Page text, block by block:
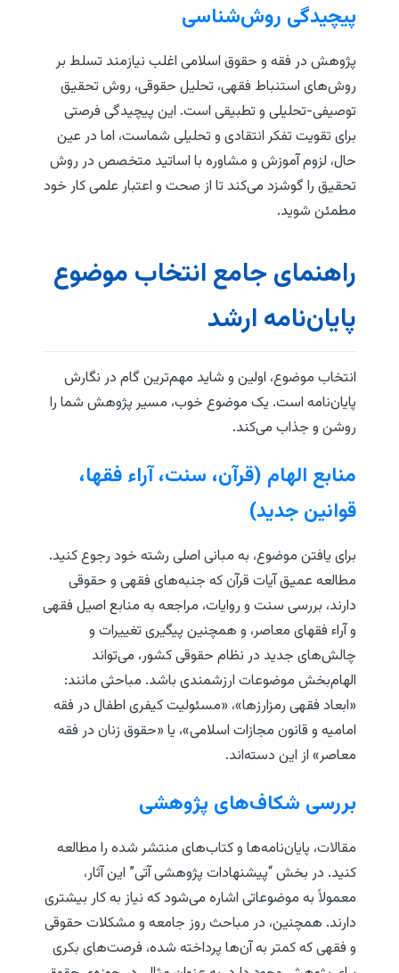
پیچیدگی روش‌شناسی
پژوهش در فقه و حقوق اسلامی اغلب نیازمند تسلط بر
روش‌های استنباط فقهی، تحلیل حقوقی، روش تحقیق
توصیفی-تحلیلی و تطبیقی است. این پیچیدگی فرصتی
برای تقویت تفکر انتقادی و تحلیلی شماست، اما در عین
حال، لزوم آموزش و مشاوره با اساتید متخصص در روش
تحقیق را گوشزد می‌کند تا از صحت و اعتبار علمی کار خود
مطمئن شوید.
راهنمای جامع انتخاب موضوع
پایان‌نامه ارشد
انتخاب موضوع، اولین و شاید مهم‌ترین گام در نگارش
پایان‌نامه است. یک موضوع خوب، مسیر پژوهش شما را
روشن و جذاب می‌کند.
منابع الهام (قرآن، سنت، آراء فقها،
قوانین جدید)
برای یافتن موضوع، به مبانی اصلی رشته خود رجوع کنید.
مطالعه عمیق آیات قرآن که جنبه‌های فقهی و حقوقی
دارند، بررسی سنت و روایات، مراجعه به منابع اصیل فقهی
و آراء فقهای معاصر، و همچنین پیگیری تغییرات و
چالش‌های جدید در نظام حقوقی کشور، می‌تواند
الهام‌بخش موضوعات ارزشمندی باشد. مباحثی مانند:
«ابعاد فقهی رمزارزها»، «مسئولیت کیفری اطفال در فقه
امامیه و قانون مجازات اسلامی»، یا «حقوق زنان در فقه
معاصر» از این دسته‌اند.
بررسی شکاف‌های پژوهشی
مقالات، پایان‌نامه‌ها و کتاب‌های منتشر شده را مطالعه
کنید. در بخش “پیشنهادات پژوهشی آتی” این آثار،
معمولاً به موضوعاتی اشاره می‌شود که نیاز به کار بیشتری
دارند. همچنین، در مباحث روز جامعه و مشکلات حقوقی
و فقهی که کمتر به آن‌ها پرداخته شده، فرصت‌های بکری